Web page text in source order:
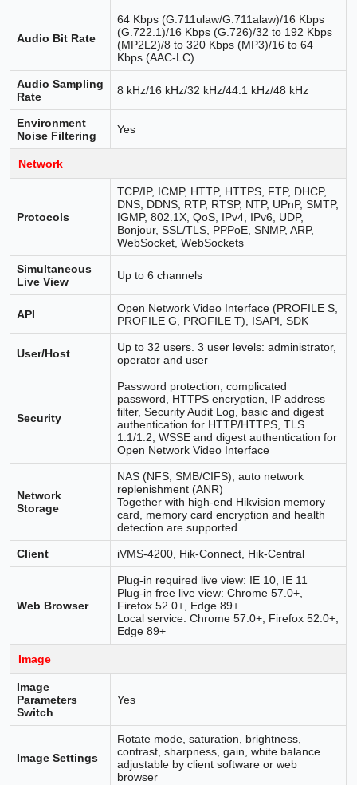
Audio Bit Rate
64 Kbps (G.711ulaw/G.711alaw)/16 Kbps
(G.722.1)/16 Kbps (G.726)/32 to 192 Kbps
(MP2L2)/8 to 320 Kbps (MP3)/16 to 64
Kbps (AAC-LC)
Audio Sampling
Rate
8 kHz/16 kHz/32 kHz/44.1 kHz/48 kHz
Environment
Noise Filtering
Yes
Network
Protocols
TCP/IP, ICMP, HTTP, HTTPS, FTP, DHCP,
DNS, DDNS, RTP, RTSP, NTP, UPnP, SMTP,
IGMP, 802.1X, QoS, IPv4, IPv6, UDP,
Bonjour, SSL/TLS, PPPoE, SNMP, ARP,
WebSocket, WebSockets
Simultaneous
Live View
Up to 6 channels
API
Open Network Video Interface (PROFILE S,
PROFILE G, PROFILE T), ISAPI, SDK
User/Host
Up to 32 users. 3 user levels: administrator,
operator and user
Security
Password protection, complicated
password, HTTPS encryption, IP address
filter, Security Audit Log, basic and digest
authentication for HTTP/HTTPS, TLS
1.1/1.2, WSSE and digest authentication for
Open Network Video Interface
Network
Storage
NAS (NFS, SMB/CIFS), auto network
replenishment (ANR)
Together with high-end Hikvision memory
card, memory card encryption and health
detection are supported
Client iVMS-4200, Hik-Connect, Hik-Central
Web Browser
Plug-in required live view: IE 10, IE 11
Plug-in free live view: Chrome 57.0+,
Firefox 52.0+, Edge 89+
Local service: Chrome 57.0+, Firefox 52.0+,
Edge 89+
Image
Image
Parameters
Switch
Yes
Image Settings
Rotate mode, saturation, brightness,
contrast, sharpness, gain, white balance
adjustable by client software or web
browser